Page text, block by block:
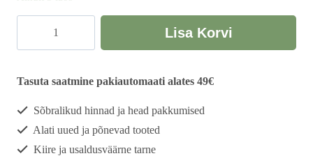
Lisa Korvi
Tasuta saatmine pakiautomaati alates 49€
Sõbralikud hinnad ja head pakkumised
Alati uued ja põnevad tooted
Kiire ja usaldusväärne tarne